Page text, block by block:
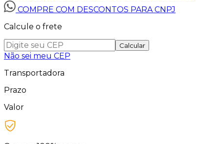
COMPRE COM DESCONTOS PARA CNPJ
Calcule o frete
Calcular
Não sei meu CEP
Transportadora
Prazo
Valor